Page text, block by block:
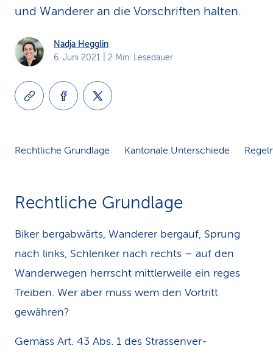
k
und Wanderer an die Vorschriften halten.
Nadja Hegglin
6. Juni 2021 | 2 Min. Lesedauer
Rechtliche Grundlage Kantonale Unterschiede
Rechtliche Grundlage
Biker bergabwärts, Wanderer bergauf, Sprung
nach links, Schlenker nach rechts – auf den
Wanderwegen herrscht mittlerweile ein reges
Treiben. Wer aber muss wem den Vortritt
gewähren?
Gemäss Art. 43 Abs. 1 des Strassenver­